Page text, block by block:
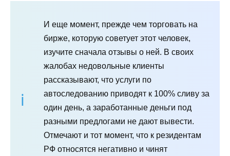
И еще момент, прежде чем торговать на
бирже, которую советует этот человек,
изучите сначала отзывы о ней. В своих
жалобах недовольные клиенты
рассказывают, что услуги по
автоследованию приводят к 100% сливу за
один день, а заработанные деньги под
разными предлогами не дают вывести.
Отмечают и тот момент, что к резидентам
РФ относятся негативно и чинят